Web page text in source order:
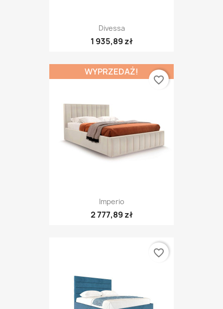
Divessa
1 935,89 zł
Imperio
2 777,89 zł
WYPRZEDAŻ!
favorite_border
favorite_border